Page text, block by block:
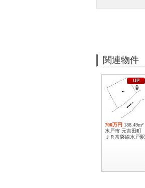
関連物件
UP
700万円 188.49m²
水戸市 元吉田町
ＪＲ常磐線水戸駅